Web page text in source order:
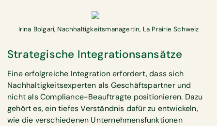
Irina Bolgari, Nachhaltigkeitsmanager:in, La Prairie Schweiz
Strategische Integrationsansätze
Eine erfolgreiche Integration erfordert, dass sich
Nachhaltigkeitsexperten als Geschäftspartner und
nicht als Compliance-Beauftragte positionieren. Dazu
gehört es, ein tiefes Verständnis dafür zu entwickeln,
wie die verschiedenen Unternehmensfunktionen